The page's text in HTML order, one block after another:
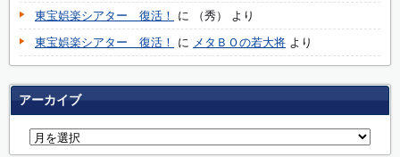
東宝娯楽シアター 復活！
に （秀）
より
東宝娯楽シアター 復活！
に メタＢＯの若大将 より
アーカイブ